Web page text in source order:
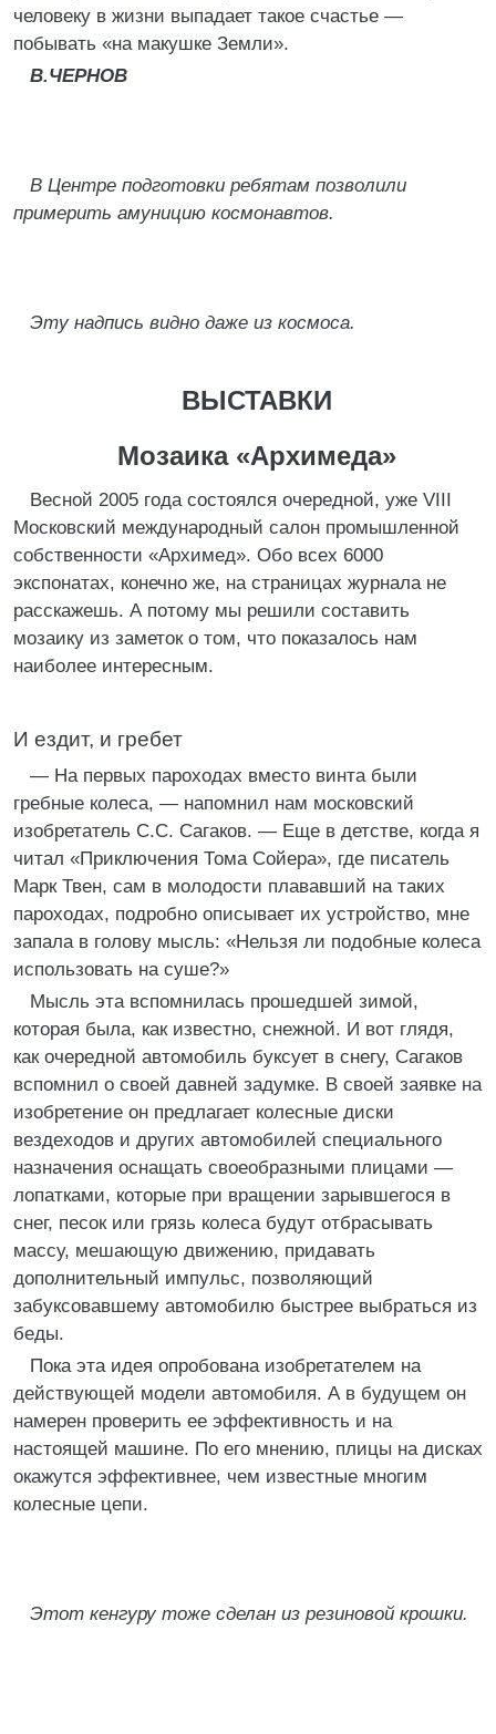
человеку в жизни выпадает такое счастье —
побывать «на макушке Земли».
В.ЧЕРНОВ
В Центре подготовки ребятам позволили
примерить амуницию космонавтов.
Эту надпись видно даже из космоса.
ВЫСТАВКИ
Мозаика «Архимеда»
Весной 2005 года состоялся очередной, уже VIII
Московский международный салон промышленной
собственности «Архимед». Обо всех 6000
экспонатах, конечно же, на страницах журнала не
расскажешь. А потому мы решили составить
мозаику из заметок о том, что показалось нам
наиболее интересным.
И ездит, и гребет
— На первых пароходах вместо винта были
гребные колеса, — напомнил нам московский
изобретатель С.С. Сагаков. — Еще в детстве, когда я
читал «Приключения Тома Сойера», где писатель
Марк Твен, сам в молодости плававший на таких
пароходах, подробно описывает их устройство, мне
запала в голову мысль: «Нельзя ли подобные колеса
использовать на суше?»
Мысль эта вспомнилась прошедшей зимой,
которая была, как известно, снежной. И вот глядя,
как очередной автомобиль буксует в снегу, Сагаков
вспомнил о своей давней задумке. В своей заявке на
изобретение он предлагает колесные диски
вездеходов и других автомобилей специального
назначения оснащать своеобразными плицами —
лопатками, которые при вращении зарывшегося в
снег, песок или грязь колеса будут отбрасывать
массу, мешающую движению, придавать
дополнительный импульс, позволяющий
забуксовавшему автомобилю быстрее выбраться из
беды.
Пока эта идея опробована изобретателем на
действующей модели автомобиля. А в будущем он
намерен проверить ее эффективность и на
настоящей машине. По его мнению, плицы на дисках
окажутся эффективнее, чем известные многим
колесные цепи.
Этот кенгуру тоже сделан из резиновой крошки.